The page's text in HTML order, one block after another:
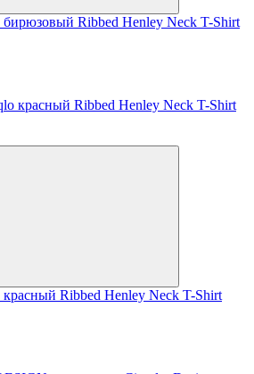
Ribbed Henley Neck T-Shirt
Ribbed Henley Neck T-Shirt